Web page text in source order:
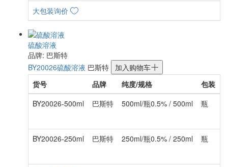
大包装询价
硫酸溶液
品牌: 巴斯特
BY20026硫酸溶液 巴斯特
加入购物车
货号
品牌 纯度/规格 包装
BY20026-500ml
巴斯特 500ml/瓶0.5% / 500ml 瓶
BY20026-250ml 巴斯特 250ml/瓶0.5% / 250ml 瓶